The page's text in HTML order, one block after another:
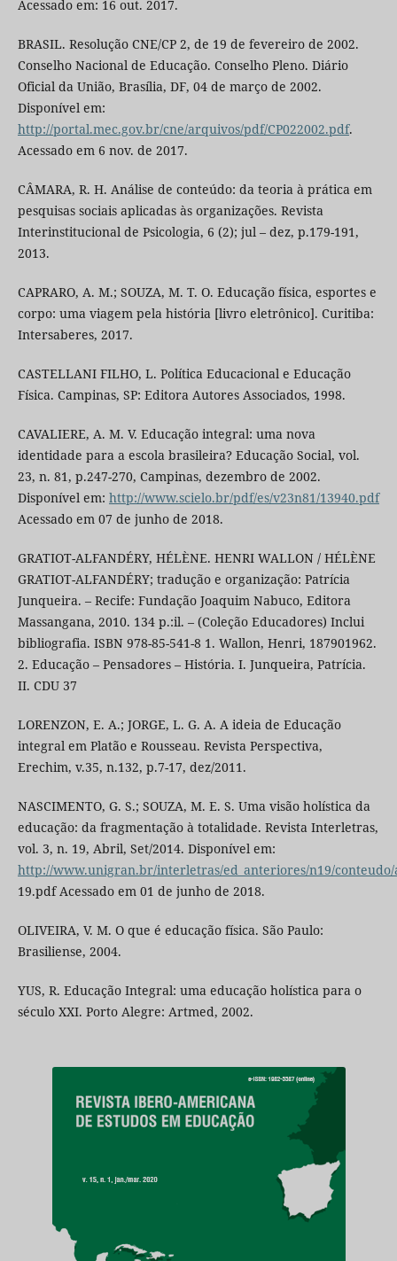
Acessado em: 16 out. 2017.
BRASIL. Resolução CNE/CP 2, de 19 de fevereiro de 2002.
Conselho Nacional de Educação. Conselho Pleno. Diário
Oficial da União, Brasília, DF, 04 de março de 2002.
Disponível em:
http://portal.mec.gov.br/cne/arquivos/pdf/CP022002.pdf.
Acessado em 6 nov. de 2017.
CÂMARA, R. H. Análise de conteúdo: da teoria à prática em
pesquisas sociais aplicadas às organizações. Revista
Interinstitucional de Psicologia, 6 (2); jul – dez, p.179-191,
2013.
CAPRARO, A. M.; SOUZA, M. T. O. Educação física, esportes e
corpo: uma viagem pela história [livro eletrônico]. Curitiba:
Intersaberes, 2017.
CASTELLANI FILHO, L. Política Educacional e Educação
Física. Campinas, SP: Editora Autores Associados, 1998.
CAVALIERE, A. M. V. Educação integral: uma nova
identidade para a escola brasileira? Educação Social, vol.
23, n. 81, p.247-270, Campinas, dezembro de 2002.
Disponível em: http://www.scielo.br/pdf/es/v23n81/13940.pdf
Acessado em 07 de junho de 2018.
GRATIOT-ALFANDÉRY, HÉLÈNE. HENRI WALLON / HÉLÈNE
GRATIOT-ALFANDÉRY; tradução e organização: Patrícia
Junqueira. – Recife: Fundação Joaquim Nabuco, Editora
Massangana, 2010. 134 p.:il. – (Coleção Educadores) Inclui
bibliografia. ISBN 978-85-541-8 1. Wallon, Henri, 187901962.
2. Educação – Pensadores – História. I. Junqueira, Patrícia.
II. CDU 37
LORENZON, E. A.; JORGE, L. G. A. A ideia de Educação
integral em Platão e Rousseau. Revista Perspectiva,
Erechim, v.35, n.132, p.7-17, dez/2011.
NASCIMENTO, G. S.; SOUZA, M. E. S. Uma visão holística da
educação: da fragmentação à totalidade. Revista Interletras,
vol. 3, n. 19, Abril, Set/2014. Disponível em:
http://www.unigran.br/interletras/ed_anteriores/n19/conteudo/
19.pdf Acessado em 01 de junho de 2018.
OLIVEIRA, V. M. O que é educação física. São Paulo:
Brasiliense, 2004.
YUS, R. Educação Integral: uma educação holística para o
século XXI. Porto Alegre: Artmed, 2002.